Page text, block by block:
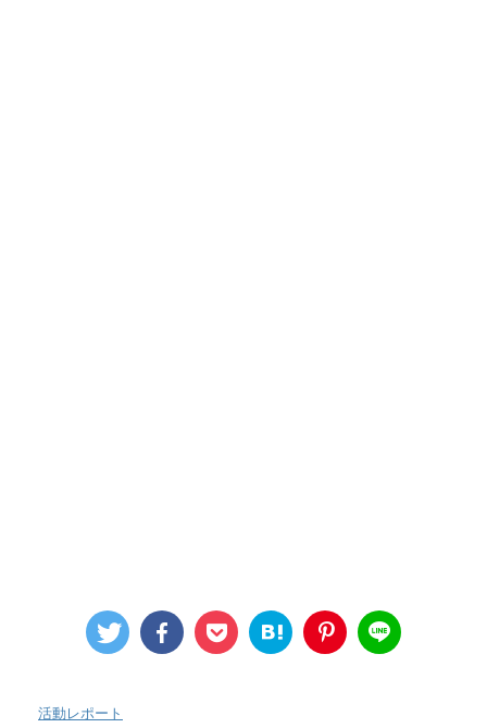
活動レポート